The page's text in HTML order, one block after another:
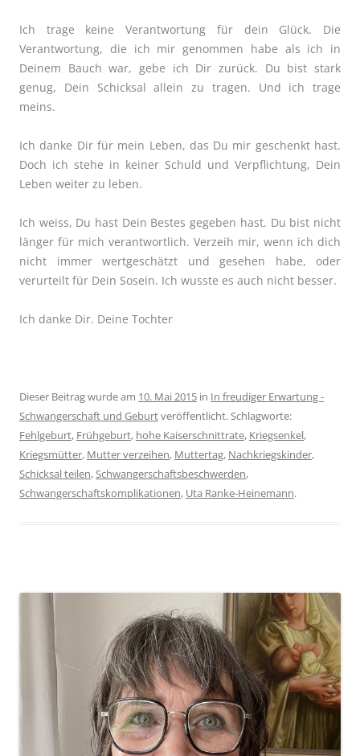
Ich trage keine Verantwortung für dein Glück. Die
Verantwortung, die ich mir genommen habe als ich in
Deinem Bauch war, gebe ich Dir zurück. Du bist stark
genug, Dein Schicksal allein zu tragen. Und ich trage
meins.
Ich danke Dir für mein Leben, das Du mir geschenkt hast.
Doch ich stehe in keiner Schuld und Verpflichtung, Dein
Leben weiter zu leben.
Ich weiss, Du hast Dein Bestes gegeben hast. Du bist nicht
länger für mich verantwortlich. Verzeih mir, wenn ich dich
nicht immer wertgeschätzt und gesehen habe, oder
verurteilt für Dein Sosein. Ich wusste es auch nicht besser.
Ich danke Dir. Deine Tochter
Dieser Beitrag wurde am 10. Mai 2015 in In freudiger Erwartung -
Schwangerschaft und Geburtveröffentlicht. Schlagworte:
Fehlgeburt, Frühgeburt, hohe Kaiserschnittrate, Kriegsenkel,
Kriegsmütter, Mutter verzeihen, Muttertag, Nachkriegskinder,
Schicksal teilen,Schwangerschaftsbeschwerden,
Schwangerschaftskomplikationen, Uta Ranke-Heinemann.